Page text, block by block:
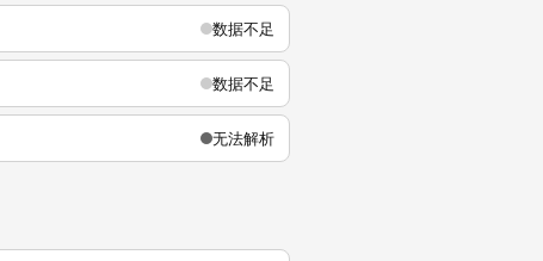
数据不足
数据不足
无法解析